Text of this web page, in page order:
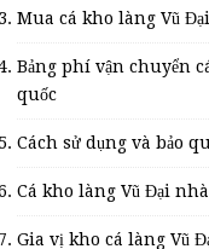
Mua cá kho làng Vũ
Bảng phí vận chuyển
quốc
Cách sử dụng và bảo
Cá kho làng Vũ Đại
Gia vị kho cá làng Vũ